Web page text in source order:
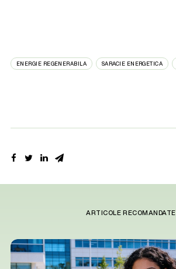
ENERGIE REGENERABILA SARACIE ENERGETICA
ARTICOLE RECOMANDATE